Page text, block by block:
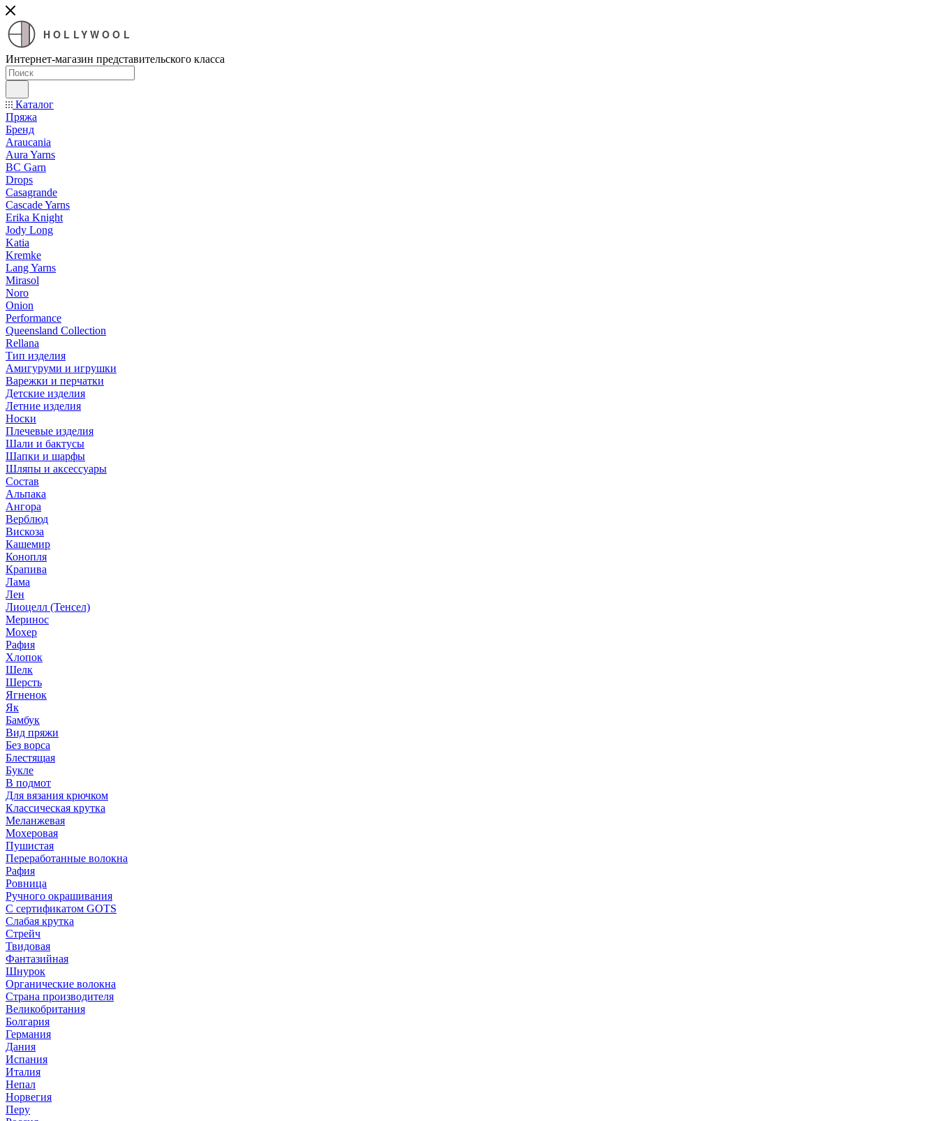
HOLLYWOOL
Интернет-магазин представительского класса
Каталог
Пряжа
Бренд
Araucania
Aura Yarns
BC Garn
Drops
Casagrande
Cascade Yarns
Erika Knight
Jody Long
Katia
Kremke
Lang Yarns
Mirasol
Noro
Onion
Performance
Queensland Collection
Rellana
Тип изделия
Амигуруми и игрушки
Варежки и перчатки
Детские изделия
Летние изделия
Носки
Плечевые изделия
Шали и бактусы
Шапки и шарфы
Шляпы и аксессуары
Состав
Альпака
Ангора
Верблюд
Вискоза
Кашемир
Конопля
Крапива
Лама
Лен
Лиоцелл (Тенсел)
Меринос
Мохер
Рафия
Хлопок
Шелк
Шерсть
Ягненок
Як
Бамбук
Вид пряжи
Без ворса
Блестящая
Букле
В подмот
Для вязания крючком
Классическая крутка
Меланжевая
Мохеровая
Пушистая
Переработанные волокна
Рафия
Ровница
Ручного окрашивания
С сертификатом GOTS
Слабая крутка
Стрейч
Твидовая
Фантазийная
Шнурок
Органические волокна
Страна производителя
Великобритания
Болгария
Германия
Дания
Испания
Италия
Непал
Норвегия
Перу